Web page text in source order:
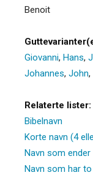
Benoit
Giovanni, Hans,
Johannes, John,
Relaterte lister:
Bibelnavn
Korte navn (4
Navn som
Navn som har